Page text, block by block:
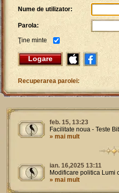
Nume de utilizator:
Parola:
Ţine minte
Logare
Recuperarea parolei:
feb. 15, 13:23
Facilitate noua - Teste
» mai mult
ian. 16,2025 13:11
Modificare politica Lumi
» mai mult